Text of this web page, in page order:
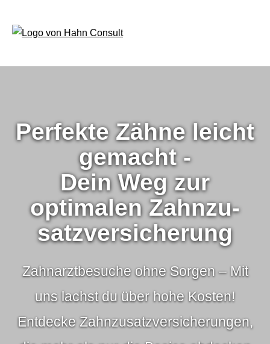
Perfekte Zähne leicht
gemacht -
Dein Weg zur
optimalen Zahn­zu­
satz­ver­si­che­rung
Zahnarztbesuche ohne Sorgen – Mit
uns lachst du über hohe Kosten!
Entdecke Zahn­zu­satz­ver­si­che­rungen,